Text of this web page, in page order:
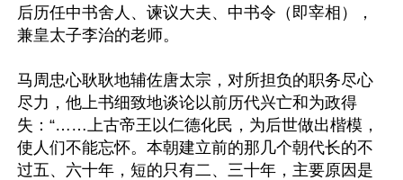
后历任中书舍人、谏议大夫、中书令（即宰相），
兼皇太子李治的老师。
马周忠心耿耿地辅佐唐太宗，对所担负的职务尽心
尽力，他上书细致地谈论以前历代兴亡和为政得
失：“……上古帝王以仁德化民，为后世做出楷模，
使人们不能忘怀。本朝建立前的那几个朝代长的不
过五、六十年，短的只有二、三十年，主要原因是